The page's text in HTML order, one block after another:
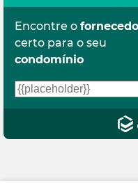
Encontre o
certo para o seu
condomínio